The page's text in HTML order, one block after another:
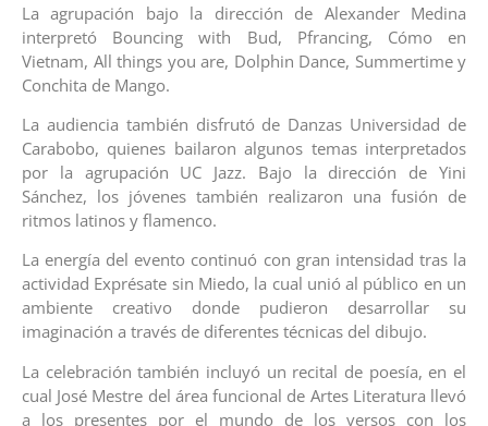
La agrupación bajo la dirección de Alexander Medina
interpretó Bouncing with Bud, Pfrancing, Cómo en
Vietnam, All things you are, Dolphin Dance, Summertime y
Conchita de Mango.
La audiencia también disfrutó de Danzas Universidad de
Carabobo, quienes bailaron algunos temas interpretados
por la agrupación UC Jazz. Bajo la dirección de Yini
Sánchez, los jóvenes también realizaron una fusión de
ritmos latinos y flamenco.
La energía del evento continuó con gran intensidad tras la
actividad Exprésate sin Miedo, la cual unió al público en un
ambiente creativo donde pudieron desarrollar su
imaginación a través de diferentes técnicas del dibujo.
La celebración también incluyó un recital de poesía, en el
cual José Mestre del área funcional de Artes Literatura llevó
a los presentes por el mundo de los versos con los